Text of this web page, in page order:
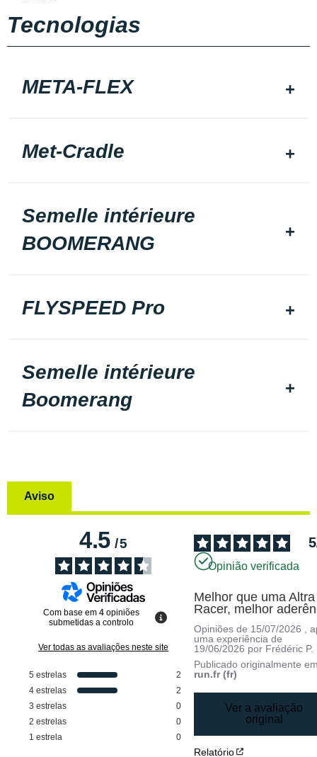
Tecnologias
META-FLEX
Met-Cradle
Semelle intérieure
BOOMERANG
FLYSPEED Pro
Semelle intérieure
Boomerang
Aviso
4.5/5
Com base em 4 opiniões
submetidas a controlo
Ver todas as avaliações neste site
5 estrelas
2
4 estrelas
2
3 estrelas
0
2 estrelas
0
1 estrela 0
5
Opinião verificada
Melhor que uma Altra
Racer, melhor
Opiniões de 15/07/2026
,
uma experiência de
19/06/2026 por Frédéric P.
Publicado originalmente
run.fr (fr)
Ver a avaliação
original
Relatório